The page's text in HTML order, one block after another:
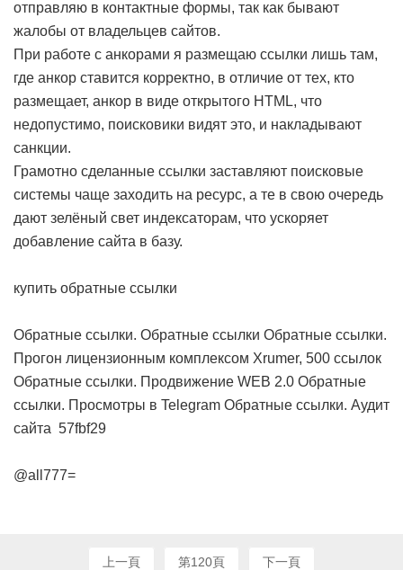
отправляю в контактные формы, так как бывают
жалобы от владельцев сайтов.
При работе с анкорами я размещаю ссылки лишь там,
где анкор ставится корректно, в отличие от тех, кто
размещает, анкор в виде открытого HTML, что
недопустимо, поисковики видят это, и накладывают
санкции.
Грамотно сделанные ссылки заставляют поисковые
системы чаще заходить на ресурс, а те в свою очередь
дают зелёный свет индексаторам, что ускоряет
добавление сайта в базу.
купить обратные ссылки
Обратные ссылки. Обратные ссылки Обратные ссылки.
Прогон лицензионным комплексом Xrumer, 500 ссылок
Обратные ссылки. Продвижение WEB 2.0 Обратные
ссылки. Просмотры в Telegram Обратные ссылки. Аудит
сайта 57fbf29
@all777=
上一頁 第120頁 下一頁